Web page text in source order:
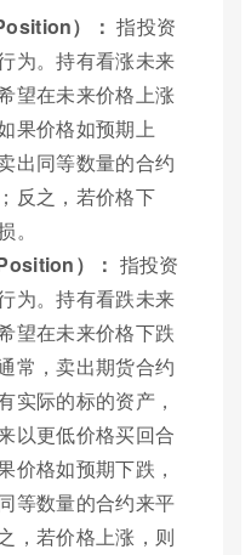
）： 指投资
为。持有看涨未来
望在未来价格上涨
果价格如预期上
出同等数量的合约
反之，若价格下
）： 指投资
为。持有看跌未来
望在未来价格下跌
常，卖出期货合约
实际的标的资产，
以更低价格买回合
价格如预期下跌，
等数量的合约来平
，若价格上涨，则